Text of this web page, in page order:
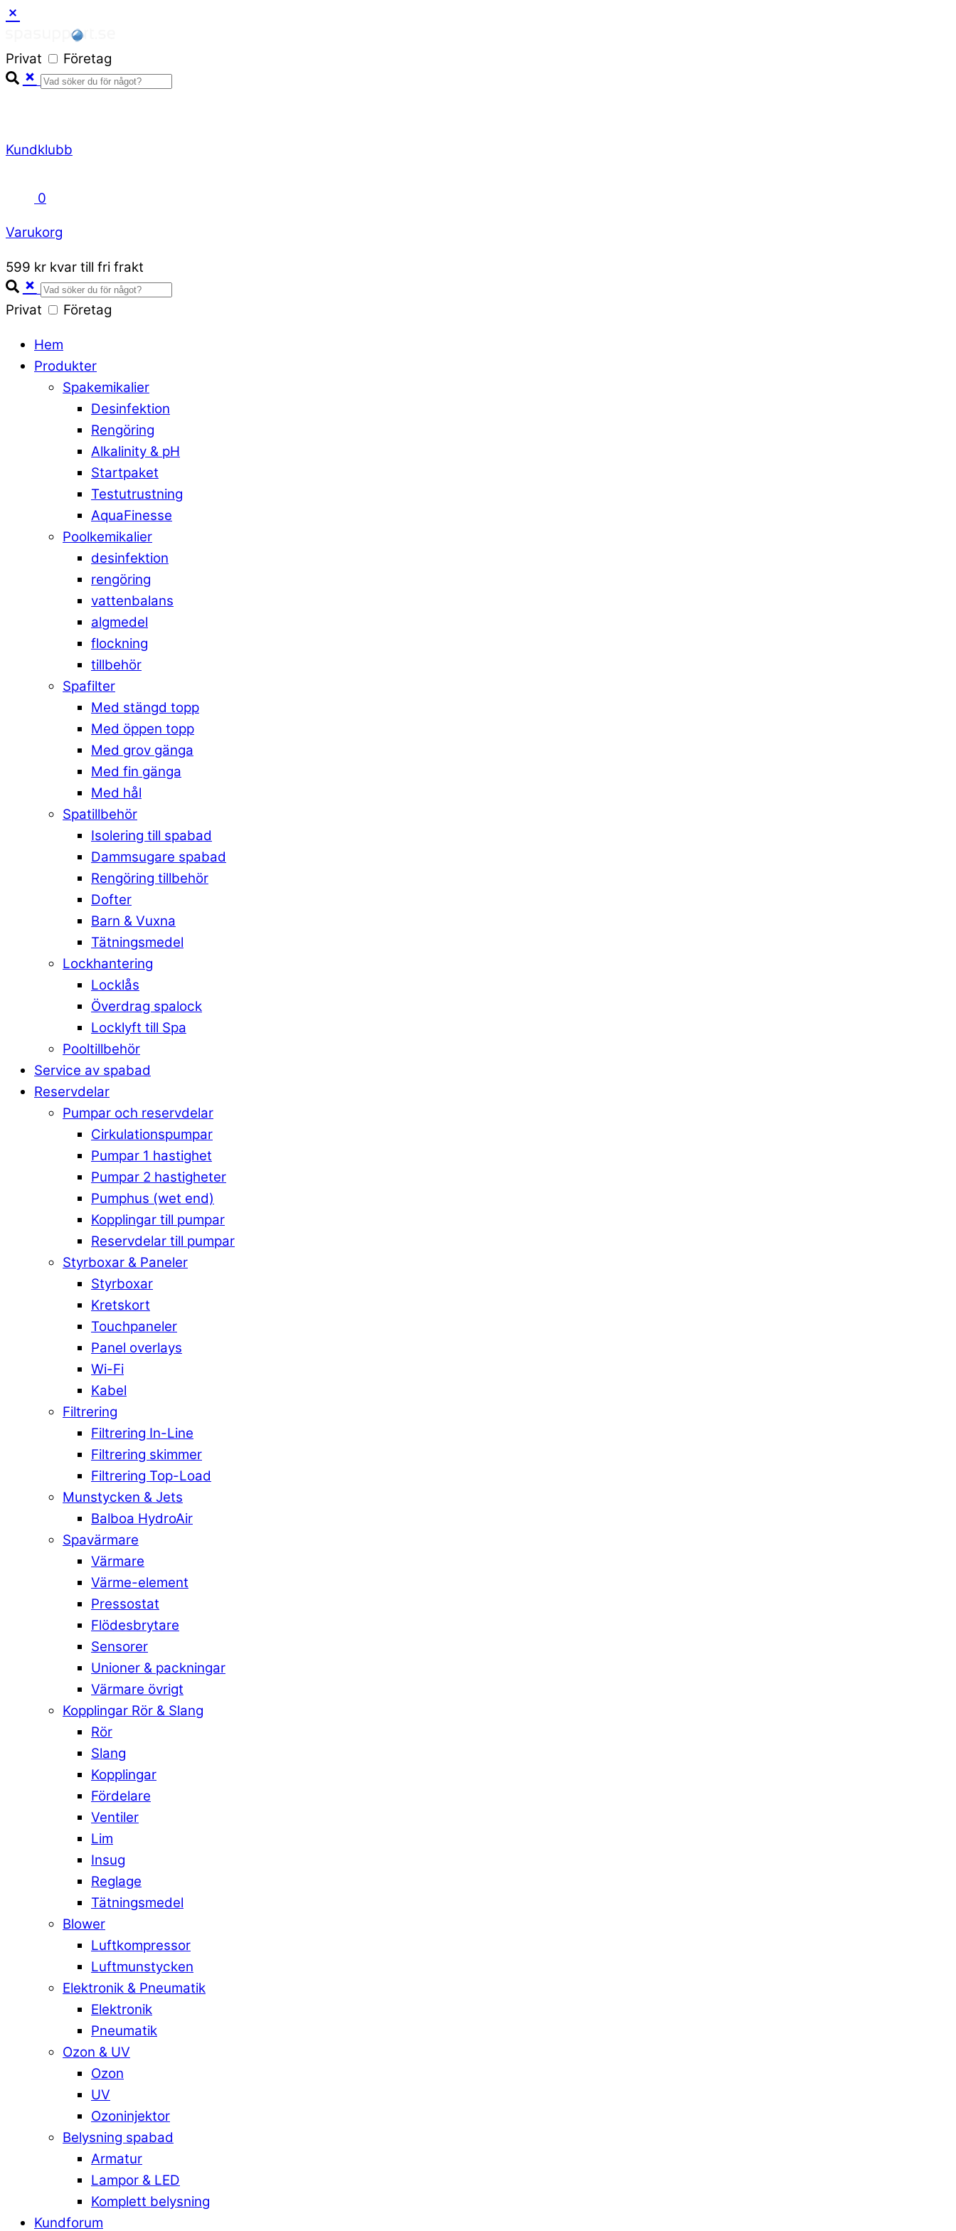
to
content
Privat Företag
Kundklubb
0
Varukorg
Close
Cart
599 kr kvar till fri frakt
Privat Företag
Hem
Produkter
Spakemikalier
Desinfektion
Rengöring
Alkalinity & pH
Startpaket
Testutrustning
AquaFinesse
Poolkemikalier
desinfektion
rengöring
vattenbalans
algmedel
flockning
tillbehör
Spafilter
Med stängd topp
Med öppen topp
Med grov gänga
Med fin gänga
Med hål
Spatillbehör
Isolering till spabad
Dammsugare spabad
Rengöring tillbehör
Dofter
Barn & Vuxna
Tätningsmedel
Lockhantering
Locklås
Överdrag spalock
Locklyft till Spa
Pooltillbehör
Service av spabad
Reservdelar
Pumpar och reservdelar
Cirkulationspumpar
Pumpar 1 hastighet
Pumpar 2 hastigheter
Pumphus (wet end)
Kopplingar till pumpar
Reservdelar till pumpar
Styrboxar & Paneler
Styrboxar
Kretskort
Touchpaneler
Panel overlays
Wi-Fi
Kabel
Filtrering
Filtrering In-Line
Filtrering skimmer
Filtrering Top-Load
Munstycken & Jets
Balboa HydroAir
Spavärmare
Värmare
Värme-element
Pressostat
Flödesbrytare
Sensorer
Unioner & packningar
Värmare övrigt
Kopplingar Rör & Slang
Rör
Slang
Kopplingar
Fördelare
Ventiler
Lim
Insug
Reglage
Tätningsmedel
Blower
Luftkompressor
Luftmunstycken
Elektronik & Pneumatik
Elektronik
Pneumatik
Ozon & UV
Ozon
UV
Ozoninjektor
Belysning spabad
Armatur
Lampor & LED
Komplett belysning
Kundforum